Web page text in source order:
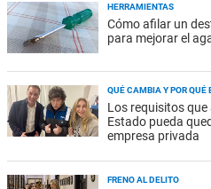
HERRAMIENTAS
Cómo afilar un
para mejorar el
QUÉ CAMBIA Y POR QUÉ
Los requisitos que
Estado pueda
empresa privada
FRENO AL DELITO